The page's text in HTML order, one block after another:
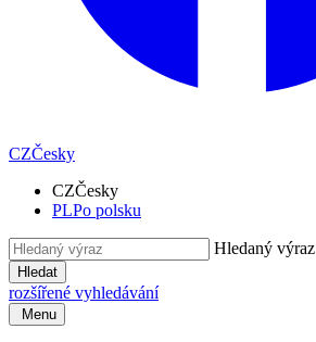
CZČesky
CZČesky
PLPo polsku
Hledaný výraz
Hledat
rozšířené vyhledávání
Menu